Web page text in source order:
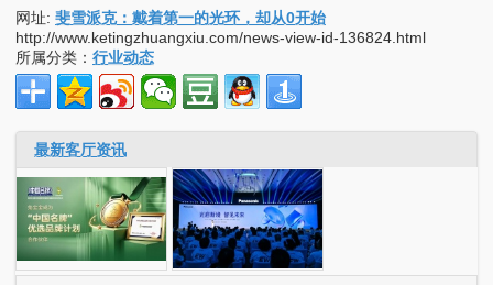
网址: 斐雪派克：戴着第一的光环，却从0开始
http://www.ketingzhuangxiu.com/news-view-id-136824.html
所属分类： 行业动态
最新客厅资讯